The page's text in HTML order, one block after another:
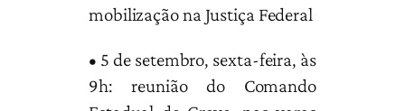
mobilização na Justiça Federal
• 5 de setembro, sexta-feira, às
9h: reunião do Comando